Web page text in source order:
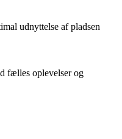
udnyttelse af pladsen
fælles oplevelser og